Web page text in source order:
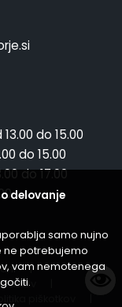
do 15.00
do 15.00
do 17.00
|
delovanje
samo nujno
ne potrebujemo
vam nemotenega